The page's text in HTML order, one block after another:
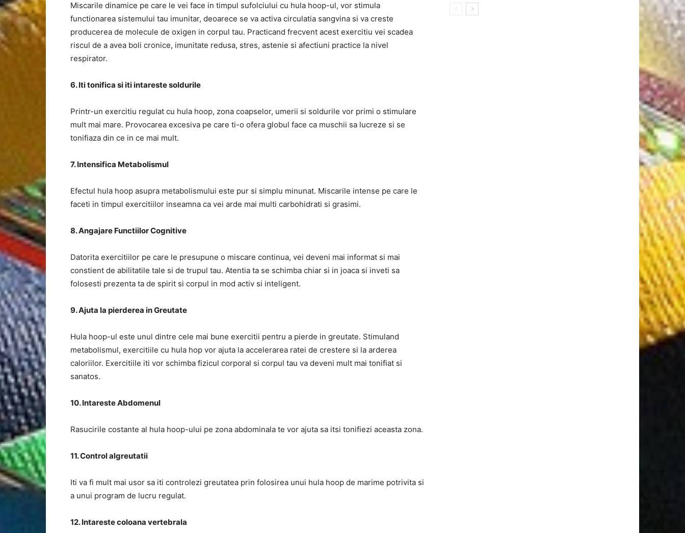
Miscarile dinamice pe care le vei face in timpul sufolciului cu hula hoop-ul, vor stimula
functionarea sistemului tau imunitar, deoarece se va activa circulatia sangvina si va creste
producerea de molecule de oxigen in corpul tau. Practicand frecvent acest exercitiu vei scadea
riscul de a avea boli cronice, imunitate redusa, stres, astenie si afectiuni practice la nivel
respirator.
6. Iti tonifica si iti intareste soldurile
Printr-un exercitiu regulat cu hula hoop, zona coapselor, umerii si soldurile vor primi o stimulare
mult mai mare. Provocarea excesiva pe care ti-o ofera globul face ca muschii sa lucreze si se
tonifiaza din ce in ce mai mult.
7. Intensifica Metabolismul
Efectul hula hoop asupra metabolismului este pur si simplu minunat. Miscarile intense pe care le
faceti in timpul exercitiilor inseamna ca vei arde mai multi carbohidrati si grasimi.
8. Angajare Functiilor Cognitive
Datorita exercitiilor pe care le presupune o miscare continua, vei deveni mai informat si mai
constient de abilitatile tale si de trupul tau. Atentia ta se schimba chiar si in joaca si inveti sa
folosesti prezenta ta de spirit si corpul in mod activ si inteligent.
9. Ajuta la pierderea in Greutate
Hula hoop-ul este unul dintre cele mai bune exercitii pentru a pierde in greutate. Stimuland
metabolismul, exercitiile cu hula hop vor ajuta la accelerarea ratei de crestere si la arderea
caloriilor. Exercitiile iti vor schimba fizicul corporal si corpul tau va deveni mult mai tonifiat si
sanatos.
10. Intareste Abdomenul
Rasucirile costante al hula hoop-ului pe zona abdominala te vor ajuta sa itsi tonifiezi aceasta zona.
11. Control algreutatii
Iti va fi mult mai usor sa iti controlezi greutatea prin folosirea unui hula hoop de marime potrivita si
a unui program de lucru regulat.
12. Intareste coloana vertebrala